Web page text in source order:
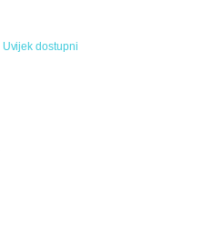
Uvijek dostupni